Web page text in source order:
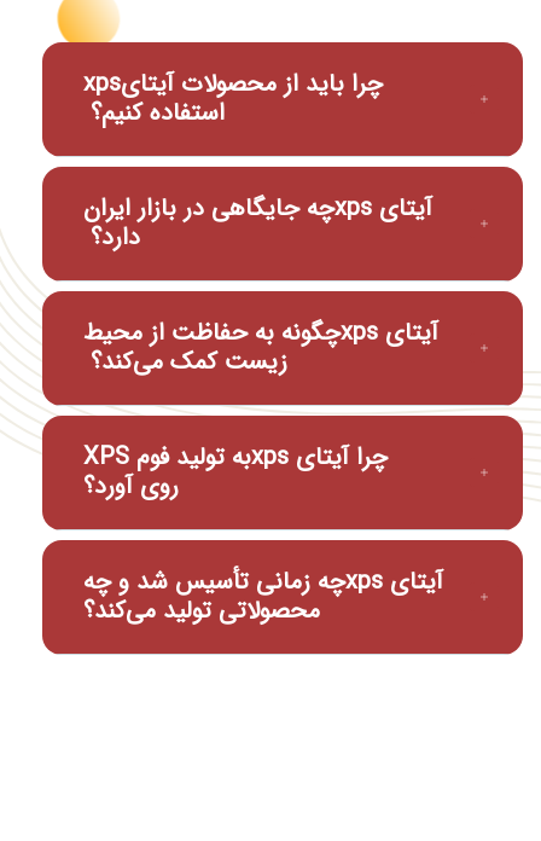
چرا باید از محصولات آیتایxps
استفاده کنیم؟
آیتای xpsچه جایگاهی در بازار ایران
دارد؟
آیتای xpsچگونه به حفاظت از محیط
زیست کمک می‌کند؟
چرا آیتای xpsبه تولید فوم XPS
روی آورد؟
آیتای xpsچه زمانی تأسیس شد و چه
محصولاتی تولید می‌کند؟